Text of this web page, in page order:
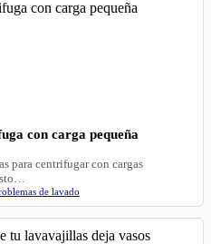
con carga pequeña
para centrifugar con cargas
de lavado